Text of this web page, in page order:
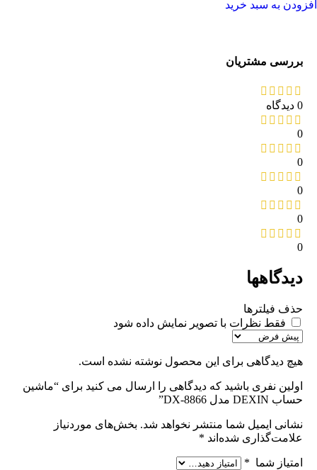
افزودن به سبد خرید
بررسی مشتریان
0 دیدگاه
0
0
0
0
0
دیدگاهها
حذف فیلترها
فقط نظرات با تصویر نمایش داده شود
هیچ دیدگاهی برای این محصول نوشته نشده است.
اولین نفری باشید که دیدگاهی را ارسال می کنید برای “ماشین
حساب DEXIN مدل DX-8866”
نشانی ایمیل شما منتشر نخواهد شد. بخش‌های موردنیاز
علامت‌گذاری شده‌اند *
امتیاز شما *